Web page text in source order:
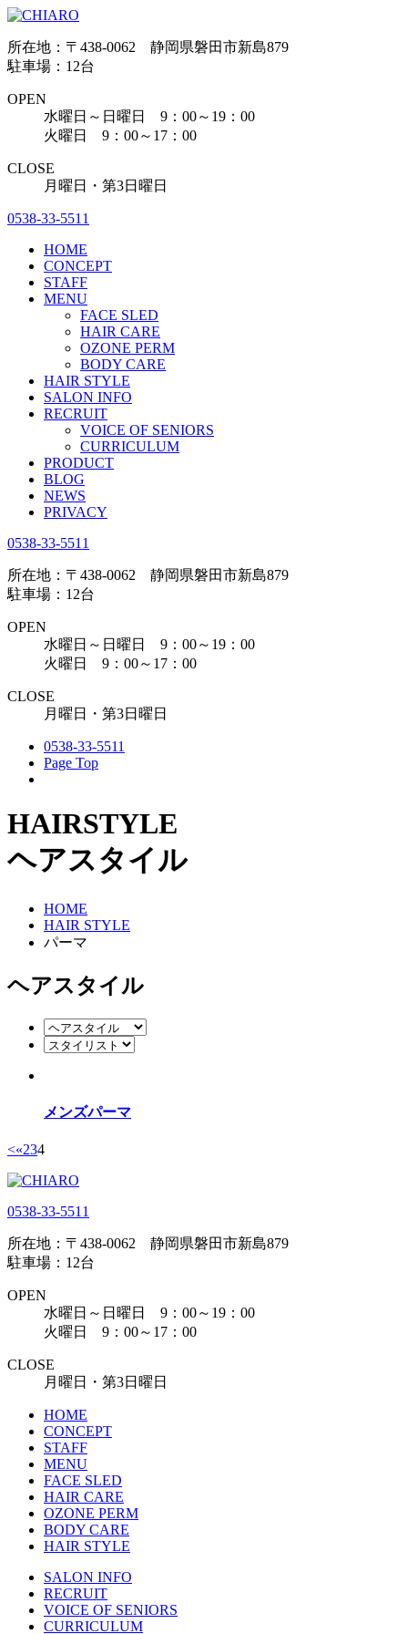
所在地：〒438-0062 静岡県磐田市新島879
駐車場：12台
OPEN
水曜日～日曜日 9：00～19：00
火曜日 9：00～17：00
CLOSE
月曜日・第3日曜日
0538-33-5511
HOME
CONCEPT
STAFF
MENU
FACE SLED
HAIR CARE
OZONE PERM
BODY CARE
HAIR STYLE
SALON INFO
RECRUIT
VOICE OF SENIORS
CURRICULUM
PRODUCT
BLOG
NEWS
PRIVACY
0538-33-5511
所在地：〒438-0062 静岡県磐田市新島879
駐車場：12台
OPEN
水曜日～日曜日 9：00～19：00
火曜日 9：00～17：00
CLOSE
月曜日・第3日曜日
0538-33-5511
Page Top
HAIRSTYLE
ヘアスタイル
HOME
HAIR STYLE
パーマ
ヘアスタイル
メンズパーマ
<«234
0538-33-5511
所在地：〒438-0062 静岡県磐田市新島879
駐車場：12台
OPEN
水曜日～日曜日 9：00～19：00
火曜日 9：00～17：00
CLOSE
月曜日・第3日曜日
HOME
CONCEPT
STAFF
MENU
FACE SLED
HAIR CARE
OZONE PERM
BODY CARE
HAIR STYLE
SALON INFO
RECRUIT
VOICE OF SENIORS
CURRICULUM